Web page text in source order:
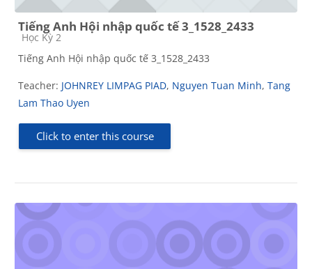
Tiếng Anh Hội nhập quốc tế 3_1528_2433
Course category
Học Kỳ 2
Tiếng Anh Hội nhập quốc tế 3_1528_2433
Teacher: JOHNREY LIMPAG PIAD, Nguyen Tuan Minh, Tang
Lam Thao Uyen
Click to enter this course